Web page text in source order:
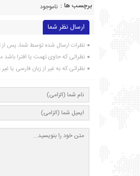
برچسب ها : ناموجود
ارسال نظر شما
نظرات ارسال شده توسط شما، پس
نظراتی که حاوی تهمت یا افترا
نظراتی که به غیر از زبان فارسی یا